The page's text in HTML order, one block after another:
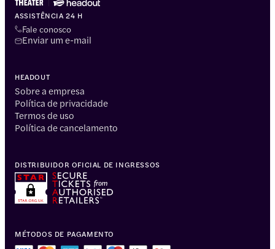
ASSISTÊNCIA 24 H
Fale conosco
Enviar um e-mail
HEADOUT
Sobre a empresa
Política de privacidade
Termos de uso
Política de cancelamento
MÉTODOS DE PAGAMENTO
DISTRIBUIDOR OFICIAL DE INGRESSOS